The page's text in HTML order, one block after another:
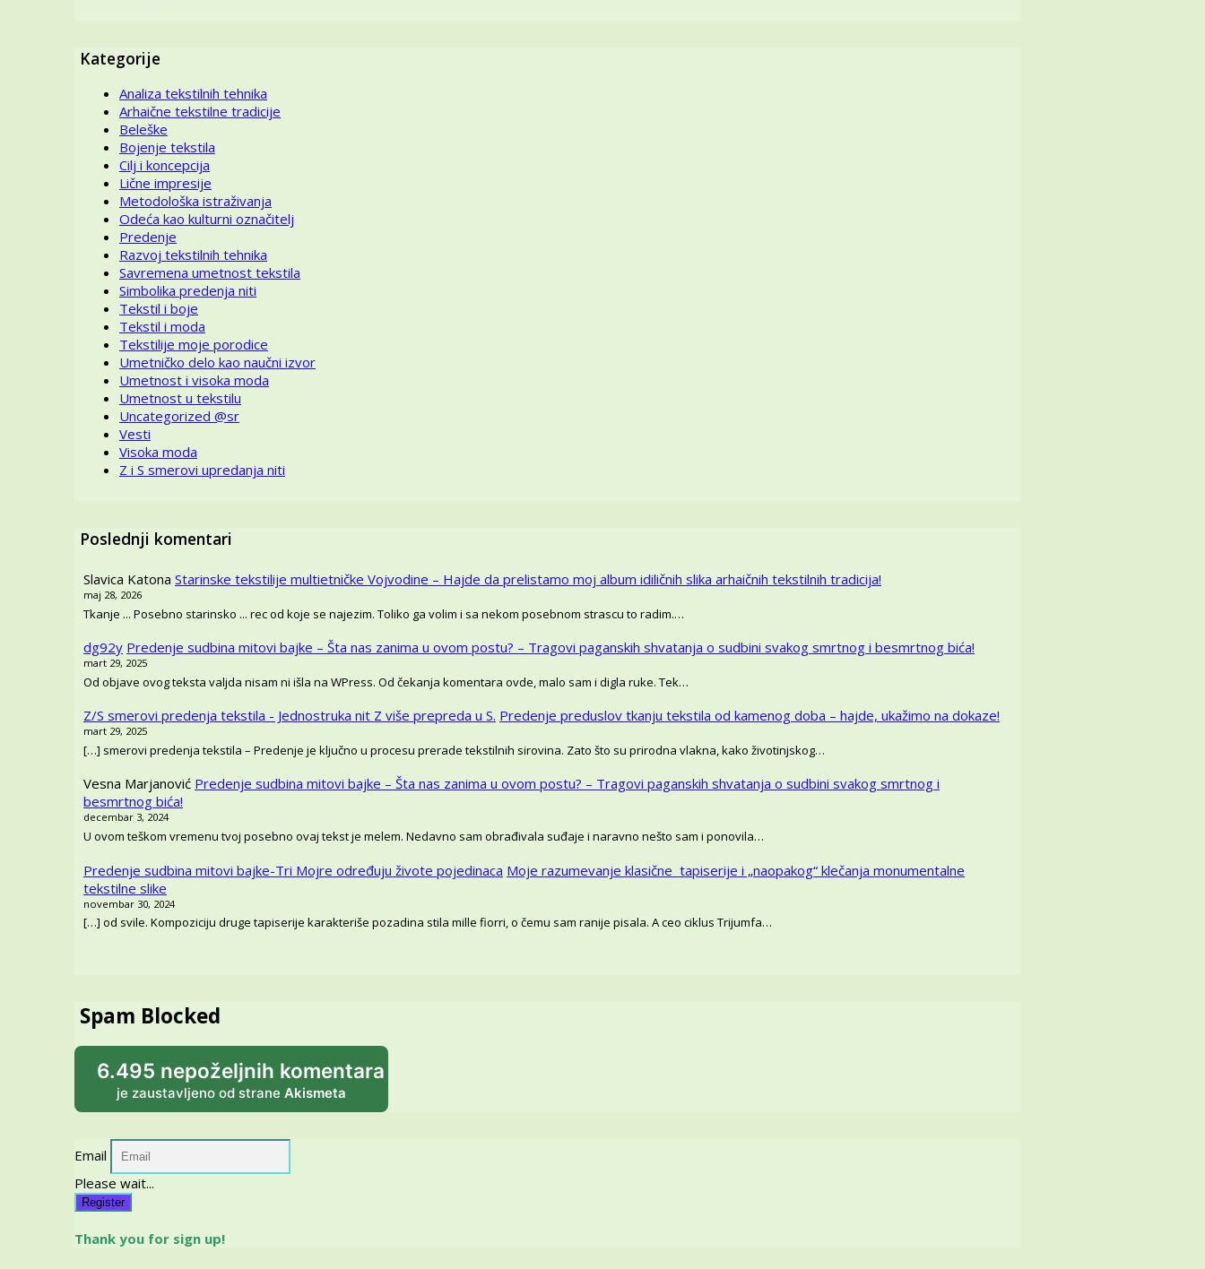
Kategorije
Analiza tekstilnih tehnika
Arhaične tekstilne tradicije
Beleške
Bojenje tekstila
Cilj i koncepcija
Lične impresije
Metodološka istraživanja
Odeća kao kulturni označitelj
Predenje
Razvoj tekstilnih tehnika
Savremena umetnost tekstila
Simbolika predenja niti
Tekstil i boje
Tekstil i moda
Tekstilije moje porodice
Umetničko delo kao naučni izvor
Umetnost i visoka moda
Umetnost u tekstilu
Uncategorized @sr
Vesti
Visoka moda
Z i S smerovi upredanja niti
Poslednji komentari
Slavica Katona Starinske tekstilije multietničke Vojvodine – Hajde da prelistamo moj album idiličnih slika arhaičnih tekstilnih tradicija!
maj 28, 2026
Tkanje ... Posebno starinsko ... rec od koje se najezim. Toliko ga volim i sa nekom posebnom strascu to radim.…
dg92y Predenje sudbina mitovi bajke – Šta nas zanima u ovom postu? – Tragovi paganskih shvatanja o sudbini svakog smrtnog i besmrtnog bića!
mart 29, 2025
Od objave ovog teksta valjda nisam ni išla na WPress. Od čekanja komentara ovde, malo sam i digla ruke. Tek…
Z/S smerovi predenja tekstila - Jednostruka nit Z više prepreda u S. Predenje preduslov tkanju tekstila od kamenog doba – hajde, ukažimo na dokaze!
mart 29, 2025
[…] smerovi predenja tekstila – Predenje je ključno u procesu prerade tekstilnih sirovina. Zato što su prirodna vlakna, kako životinjskog…
Vesna Marjanović Predenje sudbina mitovi bajke – Šta nas zanima u ovom postu? – Tragovi paganskih shvatanja o sudbini svakog smrtnog i
besmrtnog bića!
decembar 3, 2024
U ovom teškom vremenu tvoj posebno ovaj tekst je melem. Nedavno sam obrađivala suđaje i naravno nešto sam i ponovila…
Predenje sudbina mitovi bajke-Tri Mojre određuju živote pojedinaca Moje razumevanje klasične tapiserije i „naopakog“ klečanja monumentalne
tekstilne slike
novembar 30, 2024
[…] od svile. Kompoziciju druge tapiserije karakteriše pozadina stila mille fiorri, o čemu sam ranije pisala. A ceo ciklus Trijumfa…
Spam Blocked
6.495 nepoželjnih komentara
je zaustavljeno od strane Akismeta
Email
Please wait...
Register
Thank you for sign up!